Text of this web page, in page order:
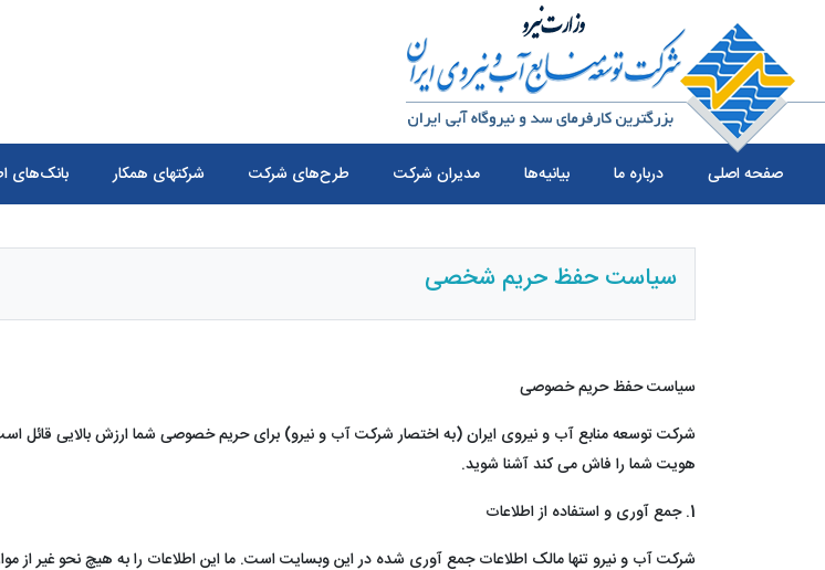
صفحه اصلی درباره ما بیانیه‌ها مدیران شرکت طرح‌های شرکت شرکتهای همکار بانک‌های
سیاست حفظ حریم شخصی
سیاست حفظ حریم خصوصی
شرکت توسعه منابع آب و نیروی ایران (به اختصار شرکت آب و نیرو) برای حریم خصوصی شما ارزش بالایی قائل است.
هویت شما را فاش می کند آشنا شوید.
1. جمع آوری و استفاده از اطلاعات
شرکت آب و نیرو تنها مالک اطلاعات جمع آوری شده در این وبسایت است. ما این اطلاعات را به هیچ نحو غیر از